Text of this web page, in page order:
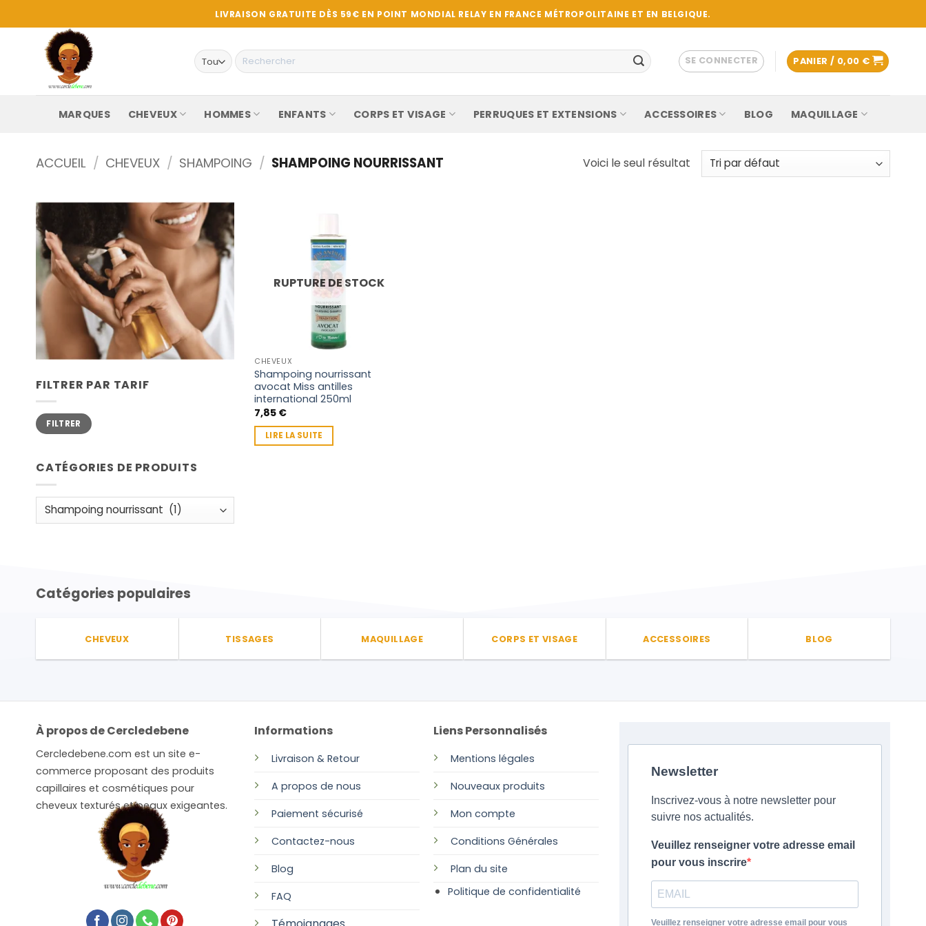
au
LIVRAISON GRATUITE DÈS 59€ EN POINT MONDIAL RELAY EN FRANCE MÉTROPOLITAINE ET EN BELGIQUE.
Recherche
pour :
SE CONNECTER PANIER / 0,00 €
MARQUES CHEVEUX HOMMES ENFANTS CORPS ET VISAGE PERRUQUES ET EXTENSIONS ACCESSOIRES BLOG MAQUILLAGE
ACCUEIL / CHEVEUX / SHAMPOING / SHAMPOING NOURRISSANT Voici le seul résultat
FILTRER PAR TARIF
Prix
min
Prix
maxFILTRER
CATÉGORIES DE PRODUITS
RUPTURE DE STOCK
CHEVEUX
Shampoing nourrissant
avocat Miss antilles
international 250ml
7,85 €
LIRE LA SUITE
Catégories populaires
CHEVEUX TISSAGES MAQUILLAGE CORPS ET VISAGE ACCESSOIRES BLOG
À propos de Cercledebene
Cercledebene.com est un site e-
commerce proposant des produits
capillaires et cosmétiques pour
cheveux texturés et peaux exigeantes.
Informations
Livraison & Retour
A propos de nous
Paiement sécurisé
Contactez-nous
Blog
FAQ
Liens Personnalisés
Mentions légales
Nouveaux produits
Mon compte
Conditions Générales
Plan du site
Politique de confidentialité
Newsletter
Inscrivez-vous à notre newsletter pour
suivre nos actualités.
Veuillez renseigner votre adresse email
pour vous inscrire
Veuillez renseigner votre adresse email pour vous